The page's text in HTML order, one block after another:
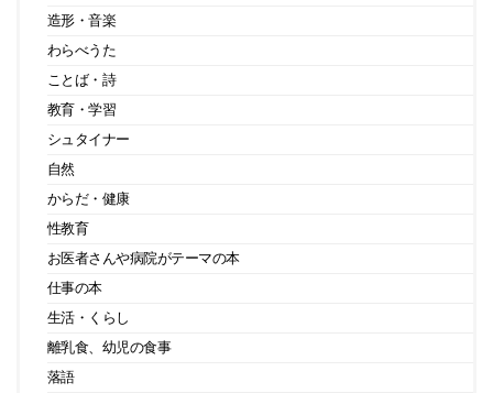
造形・音楽
わらべうた
ことば・詩
教育・学習
シュタイナー
自然
からだ・健康
性教育
お医者さんや病院がテーマの本
仕事の本
生活・くらし
離乳食、幼児の食事
落語